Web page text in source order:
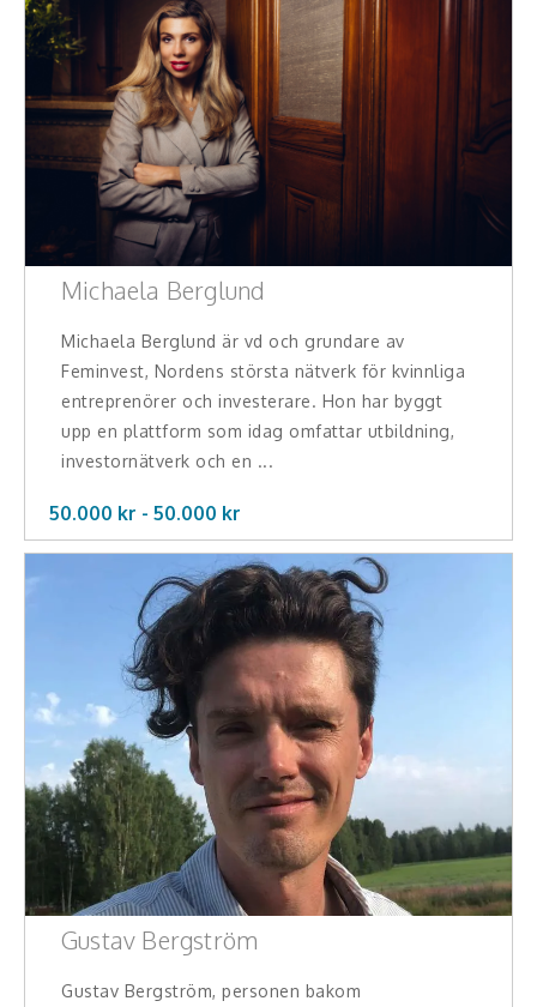
Michaela Berglund
Michaela Berglund är vd och grundare av
Feminvest, Nordens största nätverk för kvinnliga
entreprenörer och investerare. Hon har byggt
upp en plattform som idag omfattar utbildning,
investornätverk och en ...
50.000 kr - 50.000 kr
Gustav Bergström
Gustav Bergström, personen bakom